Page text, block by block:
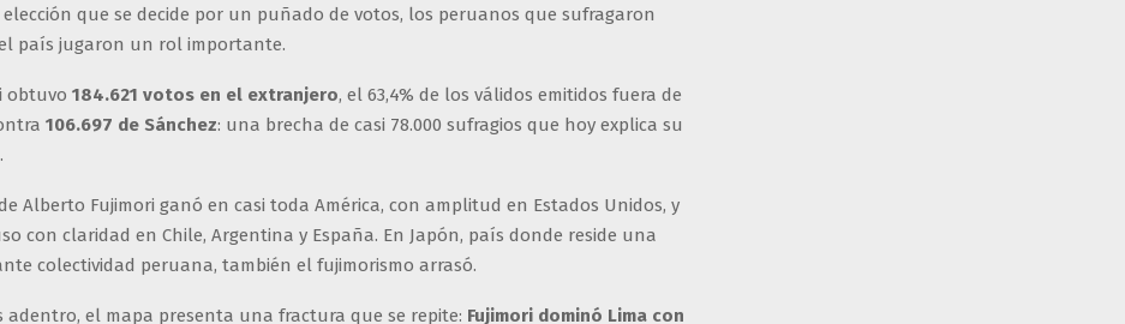
que se decide por un puñado de votos, los peruanos que sufragaron
país jugaron un rol importante.
obtuvo 184.621 votos en el extranjero, el 63,4% de los válidos emitidos fuera de
106.697 de Sánchez: una brecha de casi 78.000 sufragios que hoy explica su
Alberto Fujimori ganó en casi toda América, con amplitud en Estados Unidos, y
con claridad en Chile, Argentina y España. En Japón, país donde reside una
colectividad peruana, también el fujimorismo arrasó.
adentro, el mapa presenta una fractura que se repite: Fujimori dominó Lima con